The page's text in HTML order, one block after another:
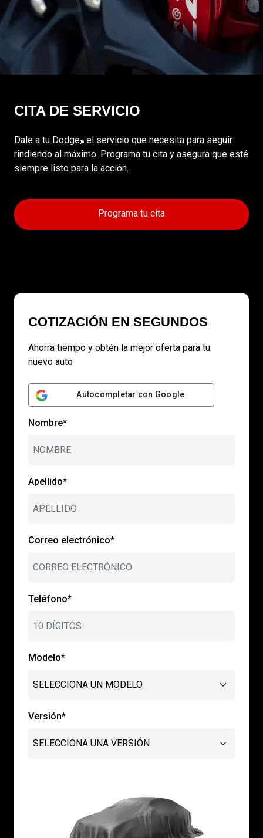
CITA DE SERVICIO
Dale a tu Dodge® el servicio que necesita para seguir
rindiendo al máximo. Programa tu cita y asegura que esté
siempre listo para la acción.
Programa tu cita
COTIZACIÓN EN SEGUNDOS
Ahorra tiempo y obtén la mejor oferta para tu
nuevo auto
Autocompletar con Google
Nombre*
Apellido*
Correo electrónico*
Teléfono*
Modelo*
Versión*